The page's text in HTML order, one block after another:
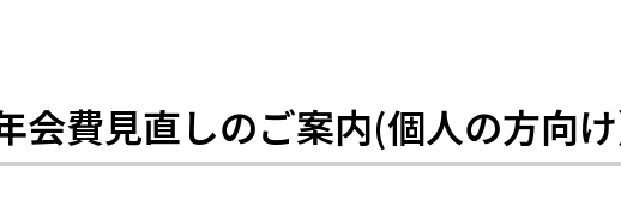
会費見直しのご案内(個人の方向